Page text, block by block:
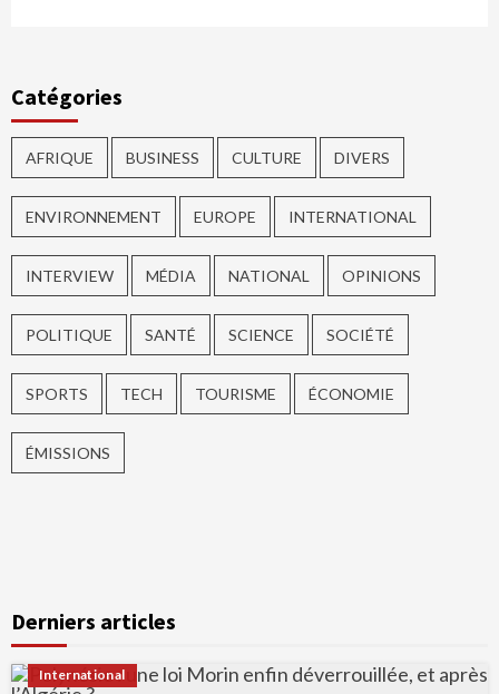
Catégories
AFRIQUE BUSINESS CULTURE DIVERS
ENVIRONNEMENT EUROPE INTERNATIONAL
INTERVIEW MÉDIA NATIONAL OPINIONS
POLITIQUE SANTÉ SCIENCE SOCIÉTÉ
SPORTS TECH TOURISME ÉCONOMIE
ÉMISSIONS
Derniers articles
International